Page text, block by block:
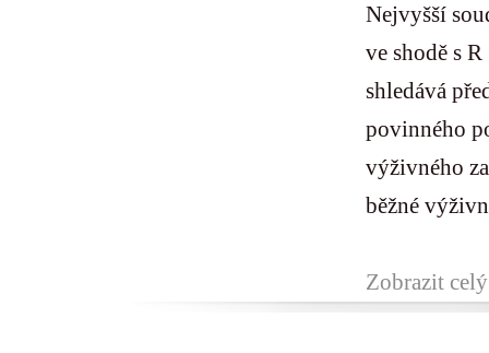
Nejvyšší
ve shodě s
shledává
povinného
výživného
běžné
Zobrazit